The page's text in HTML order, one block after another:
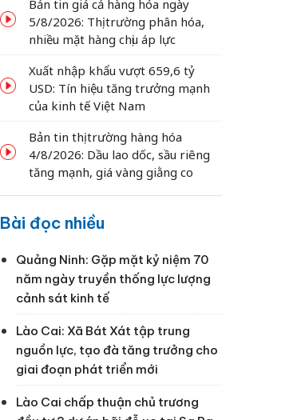
Bản tin giá cả hàng hóa ngày
5/8/2026: Thị trường phân hóa,
nhiều mặt hàng chịu áp lực
Xuất nhập khẩu vượt 659,6 tỷ
USD: Tín hiệu tăng trưởng mạnh
của kinh tế Việt Nam
Bản tin thị trường hàng hóa
4/8/2026: Dầu lao dốc, sầu riêng
tăng mạnh, giá vàng giằng co
Bài đọc nhiều
Quảng Ninh: Gặp mặt kỷ niệm 70
năm ngày truyền thống lực lượng
cảnh sát kinh tế
Lào Cai: Xã Bát Xát tập trung
nguồn lực, tạo đà tăng trưởng cho
giai đoạn phát triển mới
Lào Cai chấp thuận chủ trương